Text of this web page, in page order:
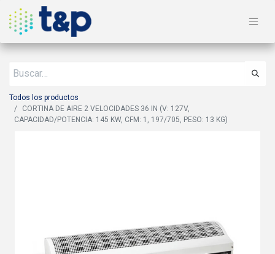
Todos los productos
CORTINA DE AIRE 2 VELOCIDADES 36 IN (V: 127V,
CAPACIDAD/POTENCIA: 145 KW, CFM: 1, 197/705, PESO: 13 KG)